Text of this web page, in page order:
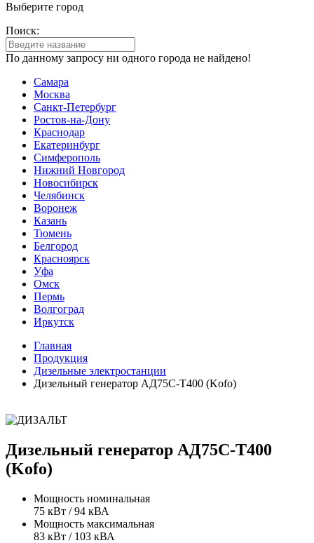
Выберите город
Поиск:
По данному запросу ни одного города не найдено!
Самара
Москва
Санкт-Петербург
Ростов-на-Дону
Краснодар
Екатеринбург
Симферополь
Нижний Новгород
Новосибирск
Челябинск
Воронеж
Казань
Тюмень
Белгород
Красноярск
Уфа
Омск
Пермь
Волгоград
Иркутск
Главная
Продукция
Дизельные электростанции
Дизельный генератор АД75С-Т400 (Kofo)
Дизельный генератор АД75С-Т400
(Kofo)
Мощность номинальная
75 кВт / 94 кВА
Мощность максимальная
83 кВт / 103 кВА